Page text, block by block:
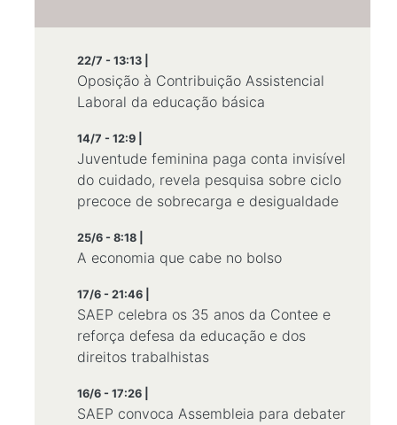
22/7 - 13:13 |
Oposição à Contribuição Assistencial
Laboral da educação básica
14/7 - 12:9 |
Juventude feminina paga conta invisível
do cuidado, revela pesquisa sobre ciclo
precoce de sobrecarga e desigualdade
25/6 - 8:18 |
A economia que cabe no bolso
17/6 - 21:46 |
SAEP celebra os 35 anos da Contee e
reforça defesa da educação e dos
direitos trabalhistas
16/6 - 17:26 |
SAEP convoca Assembleia para debater